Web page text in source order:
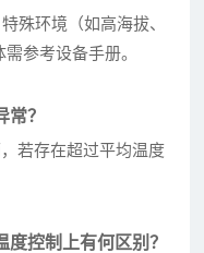
殊环境（如高海拔、
参考设备手册。
？
若存在超过平均温度
控制上有何区别？